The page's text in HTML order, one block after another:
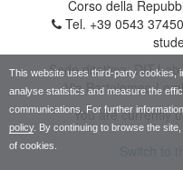
This website uses third-party cookies,
analyse statistics and measure the
communications. For further
policy. By continuing to browse the
of cookies.
Corso della
Tel. +39 0543
Sede ditattica:
Via Bartolomeo
You are currently